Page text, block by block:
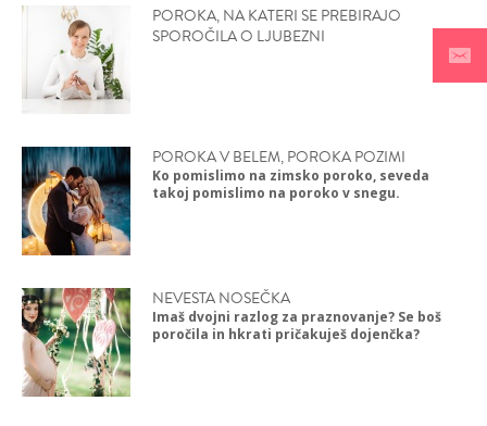
POROKA, NA KATERI SE PREBIRAJO
SPOROČILA O LJUBEZNI
POROKA V BELEM, POROKA POZIMI
Ko pomislimo na zimsko poroko, seveda
takoj pomislimo na poroko v snegu.
NEVESTA NOSEČKA
Imaš dvojni razlog za praznovanje? Se boš
poročila in hkrati pričakuješ dojenčka?